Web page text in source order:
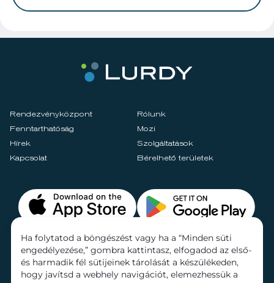
Rendezvényközpont
Rólunk
Fenntarthatóság
Mozi
Hírek
Szolgáltatások
Kapcsolat
Bérelhető területek
Ha folytatod a böngészést vagy ha a “Minden süti
engedélyezése,” gombra kattintasz, elfogadod az első-
és harmadik fél sütijeinek tárolását a készülékeden,
hogy javítsd a webhely navigációt, elemezhessük a